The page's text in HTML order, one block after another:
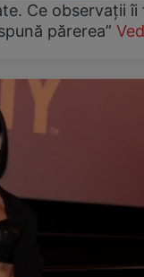
Ce observații îi
părerea”